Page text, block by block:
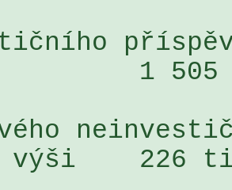
výši    226